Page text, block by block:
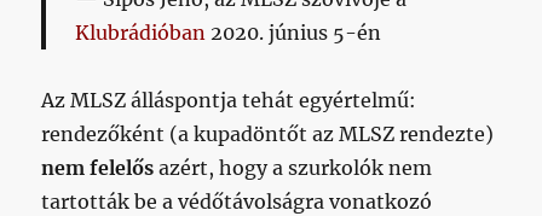
Klubrádióban 2020. június 5-én
Az MLSZ álláspontja tehát egyértelmű:
rendezőként (a kupadöntőt az MLSZ rendezte)
nem felelős azért, hogy a szurkolók nem
tartották be a védőtávolságra vonatkozó